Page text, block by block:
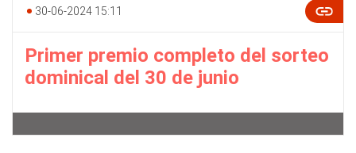
30-06-2024 15:11
Primer premio completo del sorteo
dominical del 30 de junio